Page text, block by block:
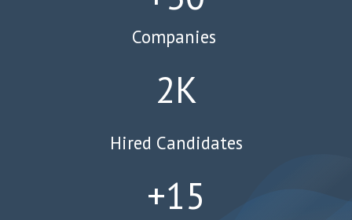
Companies
2K
Hired Candidates
15+